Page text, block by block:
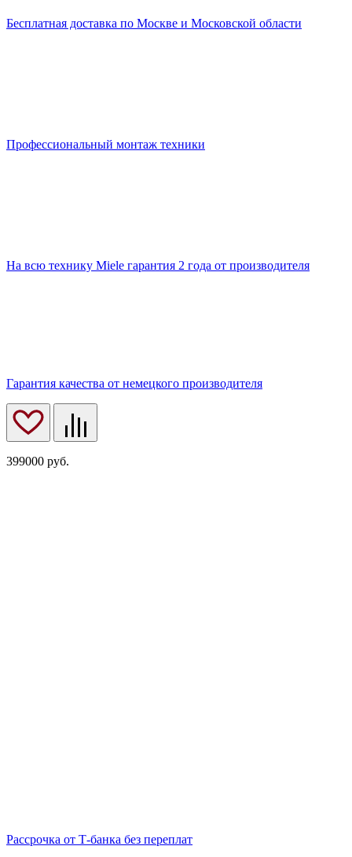
Бесплатная доставка по Москве и Московской области
Профессиональный монтаж техники
На всю технику Miele гарантия 2 года от производителя
Гарантия качества от немецкого производителя
399000 руб.
Рассрочка от Т-банка без переплат